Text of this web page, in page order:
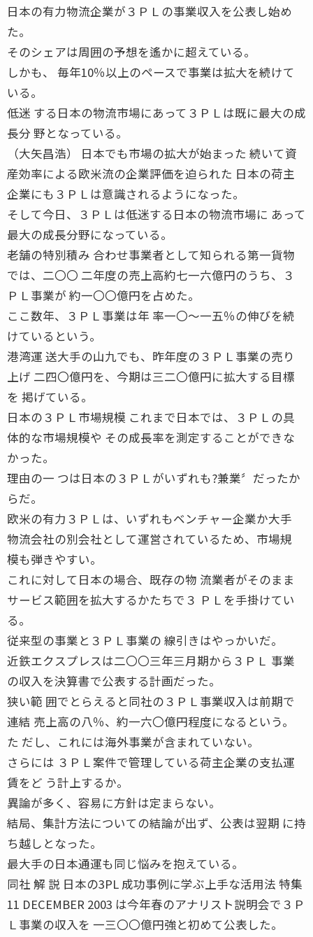
日本の有力物流企業が３ＰＬの事業収入を公表し始め
た。
そのシェアは周囲の予想を遙かに超えている。
しかも、 毎年10％以上のペースで事業は拡大を続けて
いる。
低迷 する日本の物流市場にあって３ＰＬは既に最大の成
長分 野となっている。
（大矢昌浩） 日本でも市場の拡大が始まった 続いて資
産効率による欧米流の企業評価を迫られた 日本の荷主
企業にも３ＰＬは意識されるようになった。
そして今日、３ＰＬは低迷する日本の物流市場に あって
最大の成長分野になっている。
老舗の特別積み 合わせ事業者として知られる第一貨物
では、二〇〇 二年度の売上高約七一六億円のうち、３
ＰＬ事業が 約一〇〇億円を占めた。
ここ数年、３ＰＬ事業は年 率一〇〜一五％の伸びを続
けているという。
港湾運 送大手の山九でも、昨年度の３ＰＬ事業の売り
上げ 二四〇億円を、今期は三二〇億円に拡大する目標
を 掲げている。
日本の３ＰＬ市場規模 これまで日本では、３ＰＬの具
体的な市場規模や その成長率を測定することができな
かった。
理由の一 つは日本の３ＰＬがいずれも?兼業〞だったか
らだ。
欧米の有力３ＰＬは、いずれもベンチャー企業か大手
物流会社の別会社として運営されているため、市場規
模も弾きやすい。
これに対して日本の場合、既存の物 流業者がそのまま
サービス範囲を拡大するかたちで３ ＰＬを手掛けてい
る。
従来型の事業と３ＰＬ事業の 線引きはやっかいだ。
近鉄エクスプレスは二〇〇三年三月期から３ＰＬ 事業
の収入を決算書で公表する計画だった。
狭い範 囲でとらえると同社の３ＰＬ事業収入は前期で
連結 売上高の八％、約一六〇億円程度になるという。
た だし、これには海外事業が含まれていない。
さらには ３ＰＬ案件で管理している荷主企業の支払運
賃をど う計上するか。
異論が多く、容易に方針は定まらない。
結局、集計方法についての結論が出ず、公表は翌期 に持
ち越しとなった。
最大手の日本通運も同じ悩みを抱えている。
同社 解 説 日本の3PL 成功事例に学ぶ上手な活用法 特集
11 DECEMBER 2003 は今年春のアナリスト説明会で３Ｐ
Ｌ事業の収入を 一三〇〇億円強と初めて公表した。